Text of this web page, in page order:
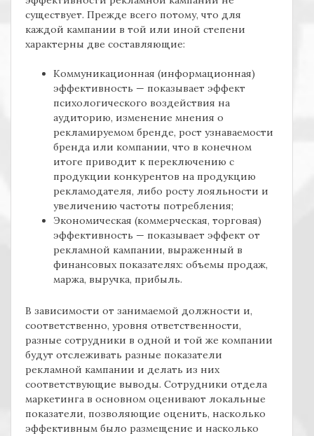
существует. Прежде всего потому, что для
каждой кампании в той или иной степени
характерны две составляющие:
Коммуникационная (информационная)
эффективность — показывает эффект
психологического воздействия на
аудиторию, изменение мнения о
рекламируемом бренде, рост узнаваемости
бренда или компании, что в конечном
итоге приводит к переключению с
продукции конкурентов на продукцию
рекламодателя, либо росту лояльности и
увеличению частоты потребления;
Экономическая (коммерческая, торговая)
эффективность — показывает эффект от
рекламной кампании, выраженный в
финансовых показателях: объемы продаж,
маржа, выручка, прибыль.
В зависимости от занимаемой должности и,
соответственно, уровня ответственности,
разные сотрудники в одной и той же компании
будут отслеживать разные показатели
рекламной кампании и делать из них
соответствующие выводы. Сотрудники отдела
маркетинга в основном оценивают локальные
показатели, позволяющие оценить, насколько
эффективным было размещение и насколько